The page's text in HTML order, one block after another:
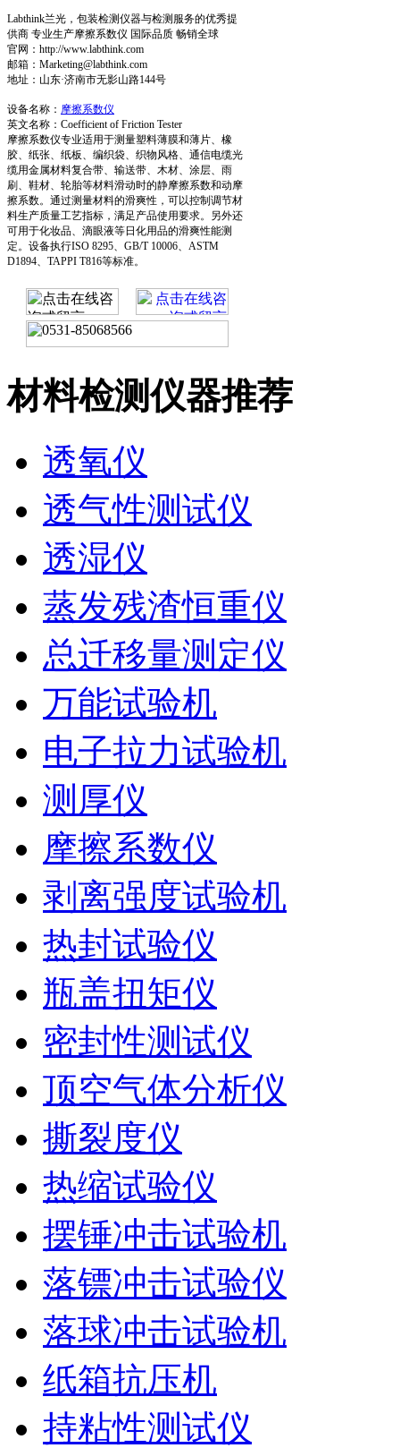
Labthink兰光，包装检测仪器与检测服务的优秀提
供商 专业生产摩擦系数仪 国际品质 畅销全球
官网：http://www.labthink.com
邮箱：Marketing@labthink.com
地址：山东·济南市无影山路144号
设备名称： 摩擦系数仪
英文名称：Coefficient of Friction Tester
摩擦系数仪专业适用于测量塑料薄膜和薄片、橡
胶、纸张、纸板、编织袋、织物风格、通信电缆光
缆用金属材料复合带、输送带、木材、涂层、雨
刷、鞋材、轮胎等材料滑动时的静摩擦系数和动摩
擦系数。通过测量材料的滑爽性，可以控制调节材
料生产质量工艺指标，满足产品使用要求。另外还
可用于化妆品、滴眼液等日化用品的滑爽性能测
定。设备执行ISO 8295、GB/T 10006、ASTM
D1894、TAPPI T816等标准。
材料检测仪器推荐
透氧仪
透气性测试仪
透湿仪
蒸发残渣恒重仪
总迁移量测定仪
万能试验机
电子拉力试验机
测厚仪
摩擦系数仪
剥离强度试验机
热封试验仪
瓶盖扭矩仪
密封性测试仪
顶空气体分析仪
撕裂度仪
热缩试验仪
摆锤冲击试验机
落镖冲击试验仪
落球冲击试验机
纸箱抗压机
持粘性测试仪